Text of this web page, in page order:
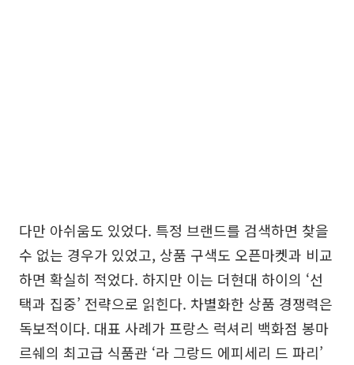
다만 아쉬움도 있었다. 특정 브랜드를 검색하면 찾을
수 없는 경우가 있었고, 상품 구색도 오픈마켓과 비교
하면 확실히 적었다. 하지만 이는 더현대 하이의 ‘선
택과 집중’ 전략으로 읽힌다. 차별화한 상품 경쟁력은
독보적이다. 대표 사례가 프랑스 럭셔리 백화점 봉마
르쉐의 최고급 식품관 ‘라 그랑드 에피세리 드 파리’